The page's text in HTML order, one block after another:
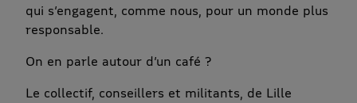
qui s’engagent, comme nous, pour un monde plus
responsable.
On en parle autour d’un café ?
Le collectif, conseillers et militants, de Lille